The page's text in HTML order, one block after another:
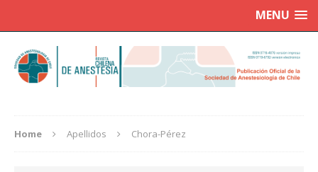
MENU
Home Apellidos Chora-Pérez